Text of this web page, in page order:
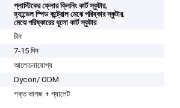
প্লাস্টিকের ফ্লোর ক্লিনিং কার্ট স্কুটার,
হ্যান্ডেল স্পিড কন্ট্রোল মেঝে পরিষ্কার স্কুটার,
মেঝে পরিষ্কারের ধুলো কার্ট স্কুটার
চীন
7-15 দিন
আলোচনাযোগ্য
Dycon/ ODM
শক্ত কাগজ + প্যালেট